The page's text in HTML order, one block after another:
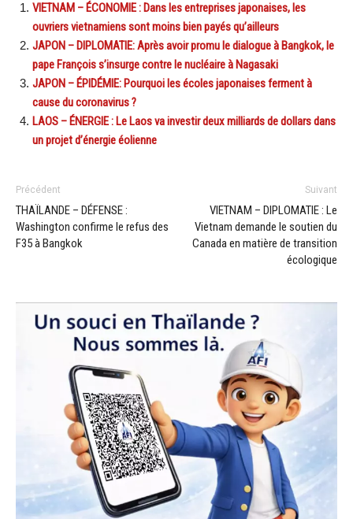
VIETNAM – ÉCONOMIE : Dans les entreprises japonaises, les
ouvriers vietnamiens sont moins bien payés qu’ailleurs
JAPON – DIPLOMATIE: Après avoir promu le dialogue à Bangkok, le
pape François s’insurge contre le nucléaire à Nagasaki
JAPON – ÉPIDÉMIE: Pourquoi les écoles japonaises ferment à
cause du coronavirus ?
LAOS – ÉNERGIE : Le Laos va investir deux milliards de dollars dans
un projet d’énergie éolienne
Précédent
THAÏLANDE – DÉFENSE :
Washington confirme le refus des
F35 à Bangkok
Suivant
VIETNAM – DIPLOMATIE : Le
Vietnam demande le soutien du
Canada en matière de transition
écologique